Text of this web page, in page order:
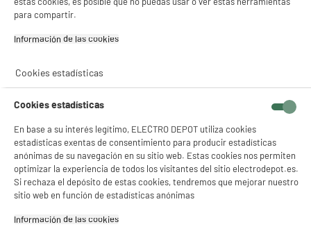
product_anchor_video product_anchor_characteristics
349
para compartir.
Información de las cookies‎
Cookies estadísticas
Cookies estadísticas
En base a su interés legítimo, ELECTRO DEPOT utiliza cookies
estadísticas exentas de consentimiento para producir estadísticas
anónimas de su navegación en su sitio web. Estas cookies nos permiten
optimizar la experiencia de todos los visitantes del sitio electrodepot.es.
Si rechaza el depósito de estas cookies, tendremos que mejorar nuestro
sitio web en función de estadísticas anónimas
Información de las cookies‎